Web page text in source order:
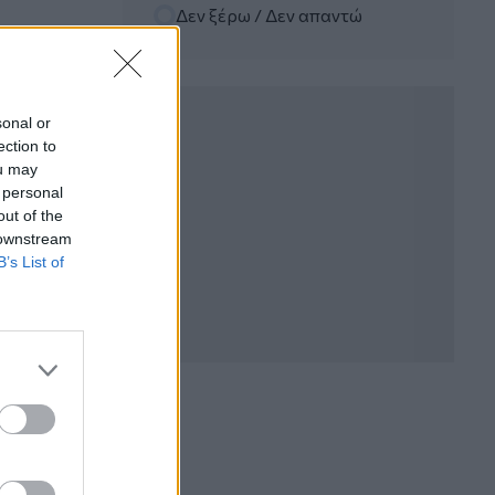
or
to
may
of the
List of
06.08.2026 - 12:22
Kavita Patel - PhARMA Innovation
Forum: Ένα στα πέντε καινοτόμα
Δεν ξέρω / Δεν απαντώ